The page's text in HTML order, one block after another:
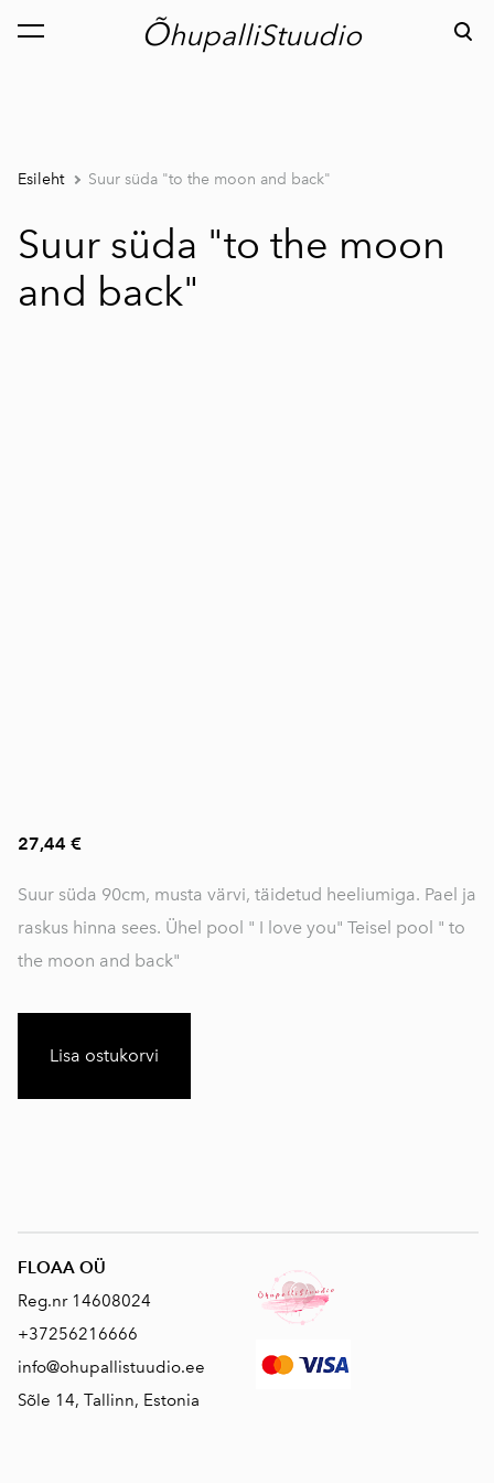
ÕhupalliStuudio
lisati ostukorvi. Vaata ostukorvi
Esileht Suur süda "to the moon and back"
Suur süda "to the moon
and back"
27,44 €
Suur süda 90cm, musta värvi, täidetud heeliumiga. Pael ja
raskus hinna sees. Ühel pool " I love you" Teisel pool " to
the moon and back"
Lisa ostukorvi
FLOAA OÜ
Reg.nr 14608024
+37256216666
info@ohupallistuudio.ee
Sõle 14, Tallinn, Estonia